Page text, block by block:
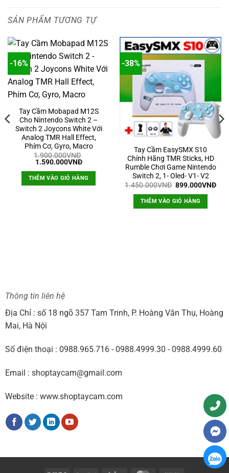
SẢN PHẨM TƯƠNG TỰ
-16%
Tay Cầm Mobapad M12S
Cho Nintendo Switch 2 –
Switch 2 Joycons White Với
Analog TMR Hall Effect,
Phím Cơ, Gyro, Macro
1.900.000VNĐ
Giá
là:
1.900.000VNĐ.
1.590.000VNĐGiá
tại
là:
1.590.000VNĐ.
THÊM VÀO GIỎ HÀNG
-38%
Tay Cầm EasySMX S10
Chính Hãng TMR Sticks, HD
Rumble Chơi Game Nintendo
Switch 2, 1- Oled- V1- V2
1.450.000VNĐ Giá
là:
1.450.000VNĐ.
899.000VNĐGiá
THÊM VÀO GIỎ HÀNG
Thông tin liên hệ
Địa Chỉ : số 18 ngõ 357 Tam Trinh, P. Hoàng Văn Thụ, Hoàng
Mai, Hà Nội
Số điện thoại : 0988.965.716 - 0988.4999.30 - 0988.4999.60
Email : shoptaycam@gmail.com
Website : www.shoptaycam.com